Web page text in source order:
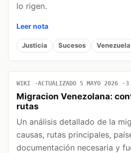
lo rigen.
Leer nota
Justicia Sucesos Venezuela
WIKI ACTUALIZADO 5 MAYO 2026 3
Migracion Venezolana:
rutas
Un análisis detallado de la
causas, rutas principales,
documentación necesaria y